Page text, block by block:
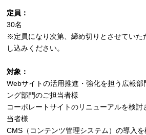
定員：
30名
※定員になり次第、締め切りとさせていた
し込みください。
対象：
Webサイトの活用推進・強化を担う広報部
ング部門のご担当者様
コーポレートサイトのリニューアルを検討
当者様
CMS（コンテンツ管理システム）の導入